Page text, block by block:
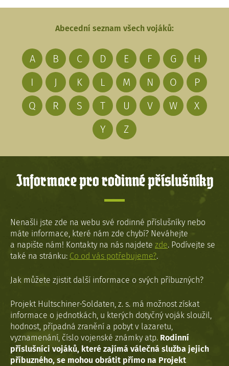
Abecední seznam všech vojáků:
A B C D E F G
H
I
J K L M N O
P
Q
R S T U V W
X
Y
Z
Informace pro rodinné příslušníky
Nenašli jste zde na webu své rodinné příslušníky nebo
máte informace, které nám zde chybí? Neváhejte
a napište nám! Kontakty na nás najdete zde. Podívejte se
také na stránku: Co od vás potřebujeme?.
Jak můžete zjistit další informace o svých příbuzných?
Projekt Hultschiner-Soldaten, z. s. má možnost získat
informace o jednotkách, u kterých dotyčný voják sloužil,
hodnost, případná zranění a pobyt v lazaretu,
vyznamenání, číslo vojenské známky atp. Rodinní
příslušníci vojáků, které zajímá válečná služba jejich
příbuzného, se mohou obrátit přímo na Projekt